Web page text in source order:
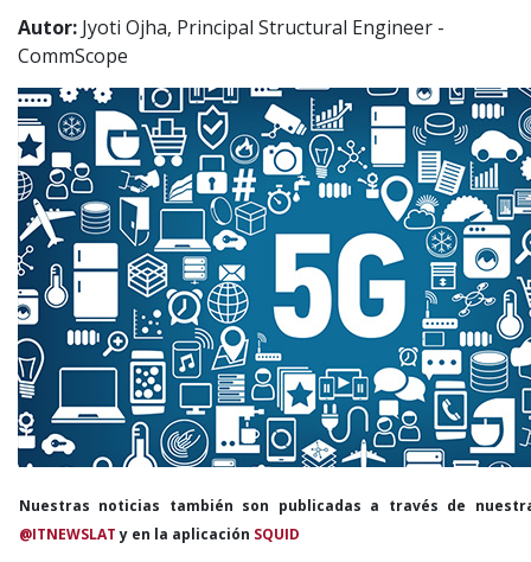
Autor: Jyoti Ojha, Principal Structural Engineer -
CommScope
Nuestras noticias también son publicadas a través de
@ITNEWSLATy en la aplicación SQUID